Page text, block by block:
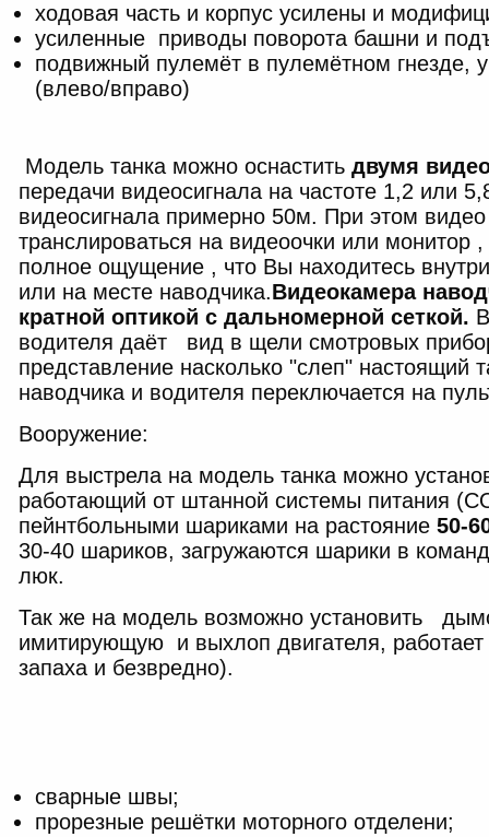
ходовая часть и корпус усилены и
усиленные приводы поворота башни и
подвижный пулемёт в пулемётном гнезде,
(влево/вправо)
Модель танка можно оснастить двумя
передачи видеосигнала на частоте 1,2 или
видеосигнала примерно 50м. При этом видео
транслироваться на видеоочки или
полное ощущение , что Вы находитесь
или на месте наводчика.Видеокамера
кратной оптикой с дальномерной сеткой.
водителя даёт вид в щели смотровых
представление насколько "слеп" настоящий
наводчика и водителя переключается на
Вооружение:
Для выстрела на модель танка можно
работающий от штанной системы питания
пейнтбольными шариками на растояние 50-
30-40 шариков, загружаются шарики в
люк.
Так же на модель возможно установить
имитирующую и выхлоп двигателя,
запаха и безвредно).
сварные швы;
прорезные решётки моторного отделени;